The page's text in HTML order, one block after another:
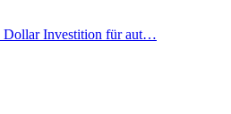
Dollar Investition für aut…